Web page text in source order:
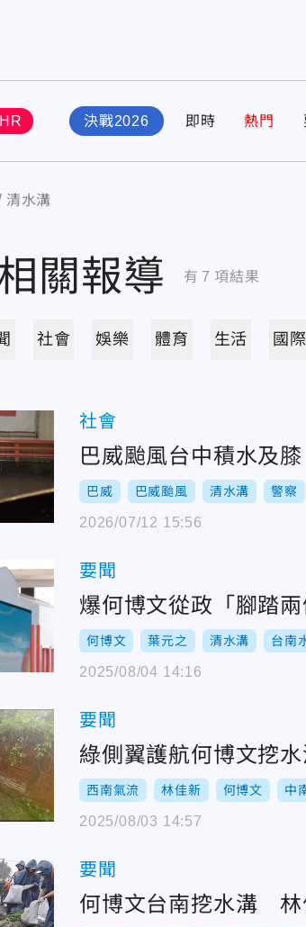
決戰2026 即時 熱門
清水溝
關報導 有 7 項結果
社會 娛樂 體育 生活 國際
社會
巴威颱風台中積水及
巴威 巴威颱風 清水溝 警察
2026/07/12 15:56
要聞
爆何博文從政「腳踏
何博文 葉元之 清水溝 台南
2025/08/04 14:16
要聞
綠側翼護航何博文挖
西南氣流 林佳新 何博文 中
2025/08/03 14:57
要聞
何博文台南挖水溝 林